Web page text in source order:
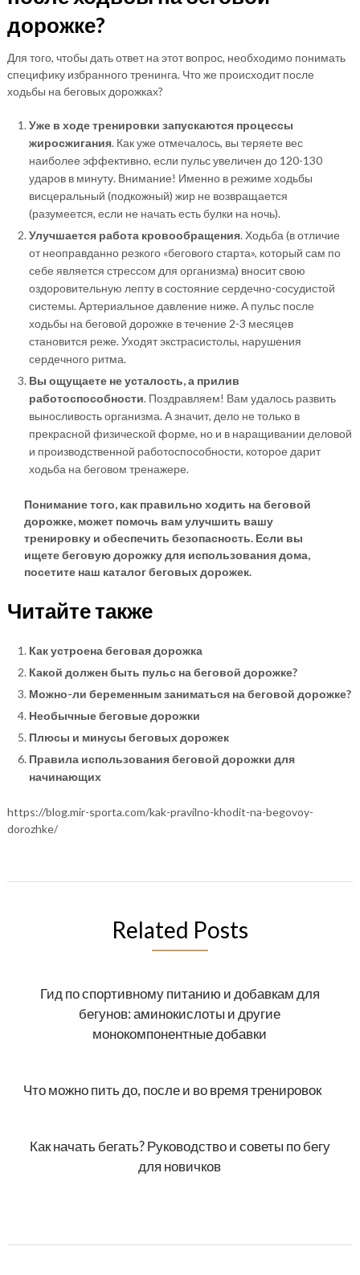
дорожке?
Для того, чтобы дать ответ на этот вопрос, необходимо понимать
специфику избранного тренинга. Что же происходит после
ходьбы на беговых дорожках?
Уже в ходе тренировки запускаются процессы
жиросжигания. Как уже отмечалось, вы теряете вес
наиболее эффективно, если пульс увеличен до 120-130
ударов в минуту. Внимание! Именно в режиме ходьбы
висцеральный (подкожный) жир не возвращается
(разумеется, если не начать есть булки на ночь).
Улучшается работа кровообращения. Ходьба (в отличие
от неоправданно резкого «бегового старта», который сам по
себе является стрессом для организма) вносит свою
оздоровительную лепту в состояние сердечно-сосудистой
системы. Артериальное давление ниже. А пульс после
ходьбы на беговой дорожке в течение 2-3 месяцев
становится реже. Уходят экстрасистолы, нарушения
сердечного ритма.
Вы ощущаете не усталость, а прилив
работоспособности. Поздравляем! Вам удалось развить
выносливость организма. А значит, дело не только в
прекрасной физической форме, но и в наращивании деловой
и производственной работоспособности, которое дарит
ходьба на беговом тренажере.
Понимание того, как правильно ходить на беговой
дорожке, может помочь вам улучшить вашу
тренировку и обеспечить безопасность. Если вы
ищете беговую дорожку для использования дома,
посетите наш каталог беговых дорожек.
Читайте также
Как устроена беговая дорожка
Какой должен быть пульс на беговой дорожке?
Можно-ли беременным заниматься на беговой дорожке?
Необычные беговые дорожки
Плюсы и минусы беговых дорожек
Правила использования беговой дорожки для
начинающих
https://blog.mir-sporta.com/kak-pravilno-khodit-na-begovoy-
dorozhke/
Related Posts
Гид по спортивному питанию и добавкам для
бегунов: аминокислоты и другие
монокомпонентные добавки
Что можно пить до, после и во время тренировок
Как начать бегать? Руководство и советы по бегу
для новичков